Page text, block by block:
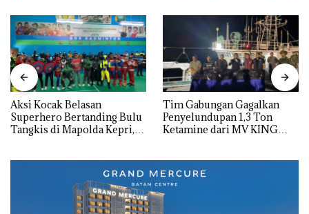
Aksi Kocak Belasan
Superhero Bertanding Bulu
Tangkis di Mapolda Kepri,
Tim Gabungan Gagalkan
Penyelundupan 1,3 Ton
Ketamine dari MV KING